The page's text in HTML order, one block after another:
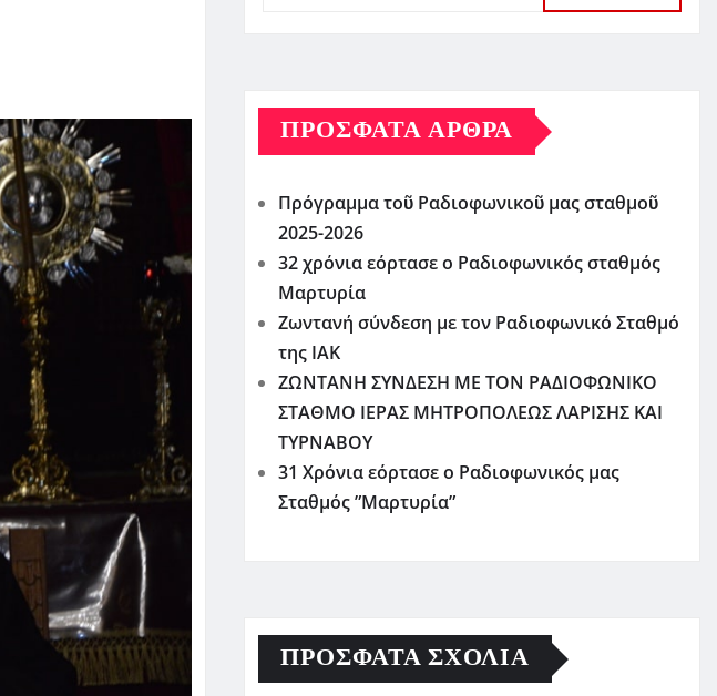
ΠΡΌΣΦΑΤΑ ΆΡΘΡΑ
Πρόγραμμα τοῦ Ραδιοφωνικοῦ μας σταθμοῦ
2025-2026
32 χρόνια εόρτασε ο Ραδιοφωνικός σταθμός
Μαρτυρία
Ζωντανή σύνδεση με τον Ραδιοφωνικό Σταθμό
της ΙΑΚ
ΖΩΝΤΑΝΗ ΣΥΝΔΕΣΗ ΜΕ ΤΟΝ ΡΑΔΙΟΦΩΝΙΚΟ
ΣΤΑΘΜΟ ΙΕΡΑΣ ΜΗΤΡΟΠΟΛΕΩΣ ΛΑΡΙΣΗΣ ΚΑΙ
ΤΥΡΝΑΒΟΥ
31 Χρόνια εόρτασε ο Ραδιοφωνικός μας
Σταθμός ”Μαρτυρία”
ΠΡΌΣΦΑΤΑ ΣΧΌΛΙΑ